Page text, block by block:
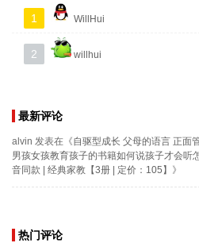
1 WillHui
2 willhui
最新评论
alvin 发表在《自驱型成长 父母的语言 正面
男孩女孩教育孩子的书籍如何说孩子才会听
音同款 | 经典家教【3册 | 定价：105】 》
热门评论